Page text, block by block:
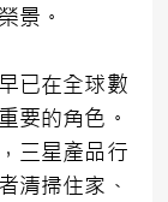
景。
已在全球數
要的角色。
三星產品行
清掃住家、